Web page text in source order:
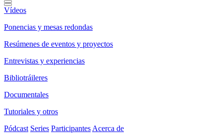
Vídeos
Ponencias y mesas redondas
Resúmenes de eventos y proyectos
Entrevistas y experiencias
Bibliotráileres
Documentales
Tutoriales y otros
Pódcast Series Participantes Acerca de